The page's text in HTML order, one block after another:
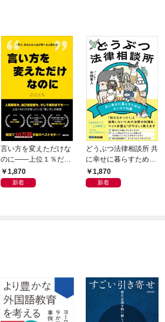
言い方を変えただけな
のに――上位１％だけ
が知っている「言い
方」の秘密
1,870
新着
どうぶつ法律相談所 共
に幸せに暮らすための
ルールと知識
1,870
新着